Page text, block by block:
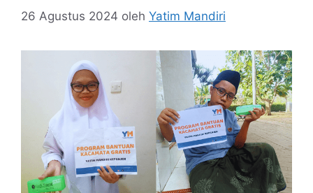
26 Agustus 2024 oleh Yatim Mandiri